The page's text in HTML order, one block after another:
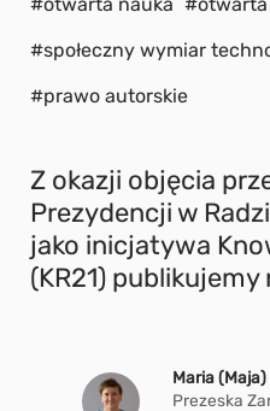
#społeczny wymiar
#prawo autorskie
Z okazji objęcia
Prezydencji w
jako inicjatywa
(KR21)
Maria
Prezeska